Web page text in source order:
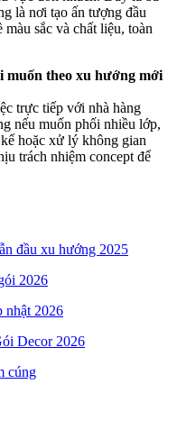
là nơi tạo ấn tượng đầu
sắc và chất liệu, toàn
muốn theo xu hướng mới
trực tiếp với nhà hàng
nếu muốn phối nhiều lớp,
hoặc xử lý không gian
trách nhiệm concept để
đầu xu hướng 2025
2026
nhật 2026
Decor 2026
cúng